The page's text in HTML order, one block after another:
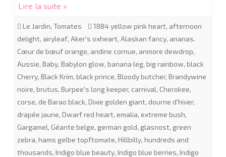
Lire la suite »
Le Jardin, Tomates 1884 yellow pink heart, afternoon
delight, airyleaf, Aker's oxheart, Alaskan fancy, ananas.
Cœur de bœuf orange, andine cornue, anmore dewdrop,
Aussie, Baby, Babylon glow, banana leg, big rainbow, black
Cherry, Black Krim, black prince, Bloody butcher, Brandywine
noire, brutus, Burpee's long keeper, carnival, Cherokee,
corse, de Barao black, Dixie golden giant, dourne d'hiver,
drapée jaune, Dwarf red heart, emalia, extreme bush,
Gargamel, Géante belge, german gold, glasnost, green
zebra, hams gelbe topftomate, Hillbilly, hundreds and
thousands, Indigo blue beauty, Indigo blue berries, Indigo